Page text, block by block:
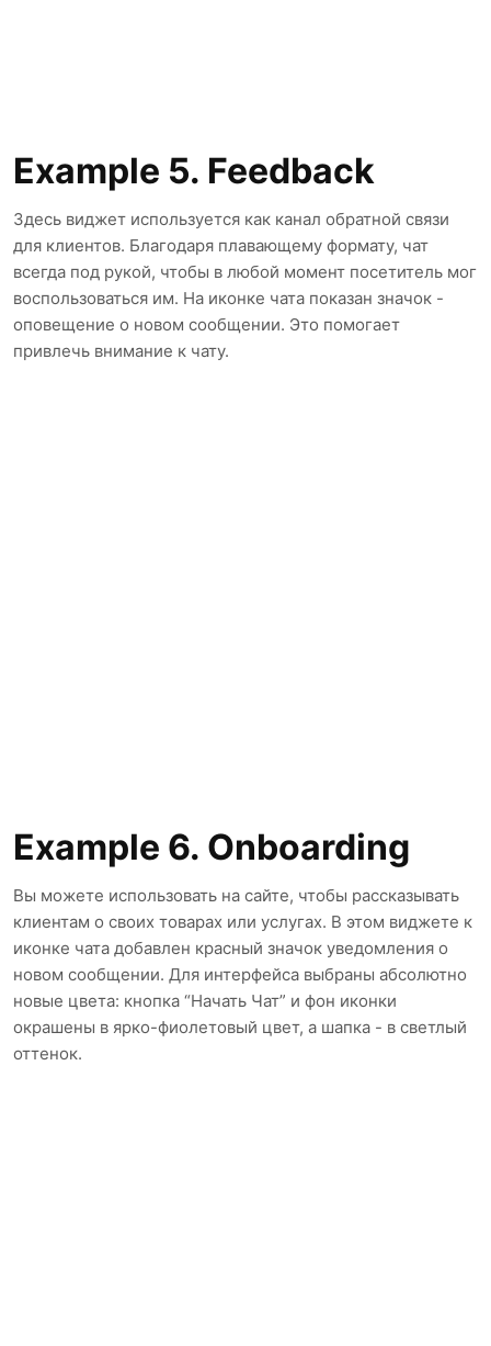
Example 5. Feedback
Здесь виджет используется как канал обратной связи
для клиентов. Благодаря плавающему формату, чат
всегда под рукой, чтобы в любой момент посетитель мог
воспользоваться им. На иконке чата показан значок -
оповещение о новом сообщении. Это помогает
привлечь внимание к чату.
Example 6. Onboarding
Вы можете использовать на сайте, чтобы рассказывать
клиентам о своих товарах или услугах. В этом виджете к
иконке чата добавлен красный значок уведомления о
новом сообщении. Для интерфейса выбраны абсолютно
новые цвета: кнопка “Начать Чат” и фон иконки
окрашены в ярко-фиолетовый цвет, а шапка - в светлый
оттенок.